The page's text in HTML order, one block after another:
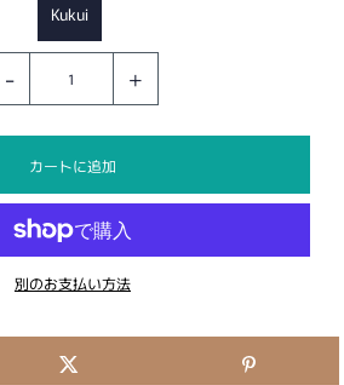
Kukui
- +
別のお支払い方法